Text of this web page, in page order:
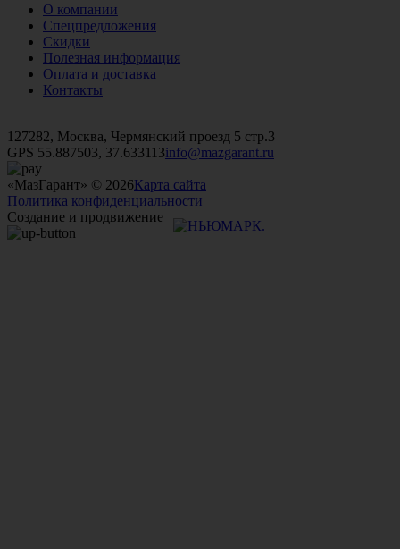
О компании
Спецпредложения
Скидки
Полезная информация
Оплата и доставка
Контакты
127282, Москва, Чермянский проезд 5 стр.3
GPS 55.887503, 37.633113info@mazgarant.ru
«МазГарант» © 2026Карта сайта
Политика конфиденциальности
Создание и продвижение